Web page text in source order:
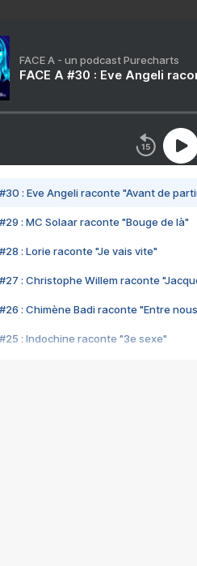
FACE A - un podcast Purecharts
FACE A #30 : Eve Angeli
#30 : Eve Angeli raconte "Avant de
#29 : MC Solaar raconte "Bouge de là"
#28 : Lorie raconte "Je vais vite"
#27 : Christophe Willem raconte
#26 : Chimène Badi raconte "Entre
#25 : Indochine raconte "3e sexe"